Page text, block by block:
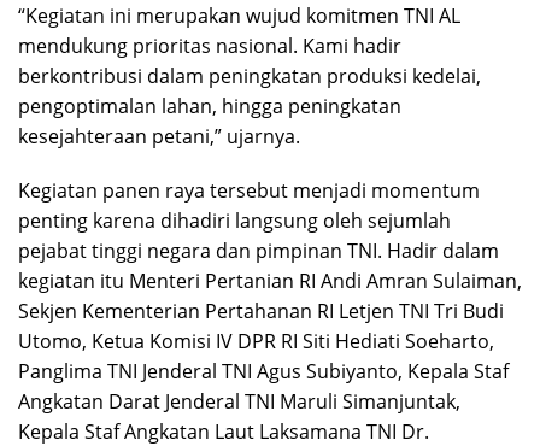
“Kegiatan ini merupakan wujud komitmen TNI AL
mendukung prioritas nasional. Kami hadir
berkontribusi dalam peningkatan produksi kedelai,
pengoptimalan lahan, hingga peningkatan
kesejahteraan petani,” ujarnya.
Kegiatan panen raya tersebut menjadi momentum
penting karena dihadiri langsung oleh sejumlah
pejabat tinggi negara dan pimpinan TNI. Hadir dalam
kegiatan itu Menteri Pertanian RI Andi Amran Sulaiman,
Sekjen Kementerian Pertahanan RI Letjen TNI Tri Budi
Utomo, Ketua Komisi IV DPR RI Siti Hediati Soeharto,
Panglima TNI Jenderal TNI Agus Subiyanto, Kepala Staf
Angkatan Darat Jenderal TNI Maruli Simanjuntak,
Kepala Staf Angkatan Laut Laksamana TNI Dr.